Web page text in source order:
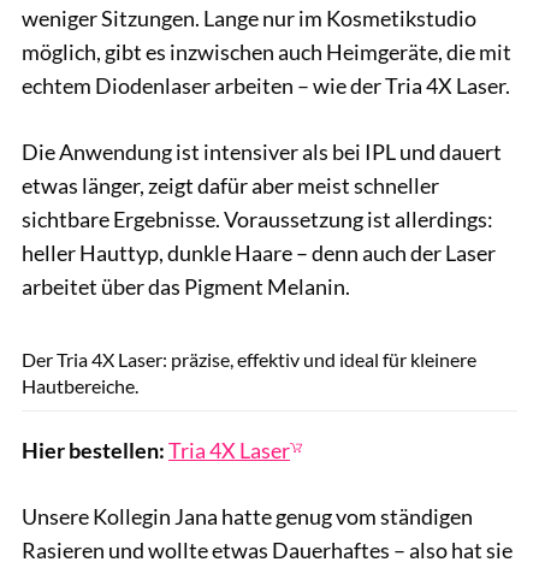
weniger Sitzungen. Lange nur im Kosmetikstudio
möglich, gibt es inzwischen auch Heimgeräte, die mit
echtem Diodenlaser arbeiten – wie der Tria 4X Laser.
Die Anwendung ist intensiver als bei IPL und dauert
etwas länger, zeigt dafür aber meist schneller
sichtbare Ergebnisse. Voraussetzung ist allerdings:
heller Hauttyp, dunkle Haare – denn auch der Laser
arbeitet über das Pigment Melanin.
Der Tria 4X Laser: präzise, effektiv und ideal für kleinere
Hautbereiche.
Hier bestellen:Tria 4X Laser
Unsere Kollegin Jana hatte genug vom ständigen
Rasieren und wollte etwas Dauerhaftes – also hat sie